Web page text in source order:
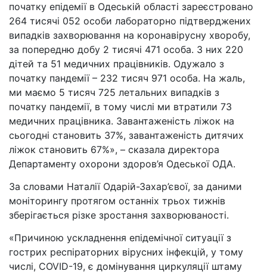
початку епідемії в Одеській області зареєстровано
264 тисячі 052 особи лабораторно підтверджених
випадків захворювання на коронавірусну хворобу,
за попередню добу 2 тисячі 471 особа. З них 220
дітей та 51 медичних працівників. Одужало з
початку пандемії – 232 тисяч 971 особа. На жаль,
ми маємо 5 тисяч 725 летальних випадків з
початку пандемії, в тому числі ми втратили 73
медичних працівника. Завантаженість ліжок на
сьогодні становить 37%, завантаженість дитячих
ліжок становить 67%», – сказала директора
Департаменту охорони здоров’я Одеської ОДА.
За словами Наталії Одарій-Захар’євої, за даними
моніторингу протягом останніх трьох тижнів
зберігається різке зростання захворюваності.
«Причиною ускладнення епідемічної ситуації з
гострих респіраторних вірусних інфекцій, у тому
числі, COVID-19, є домінування циркуляції штаму